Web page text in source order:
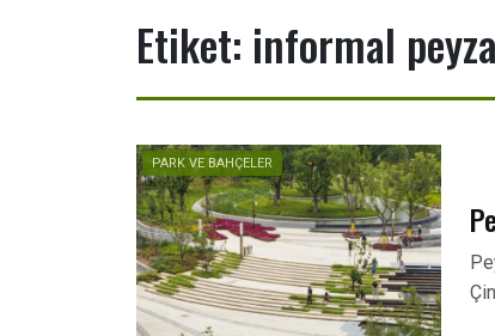
Etiket: informal
PARK VE BAHÇELER